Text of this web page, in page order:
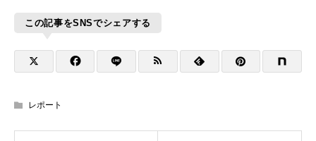
この記事をSNSでシェアする
レポート